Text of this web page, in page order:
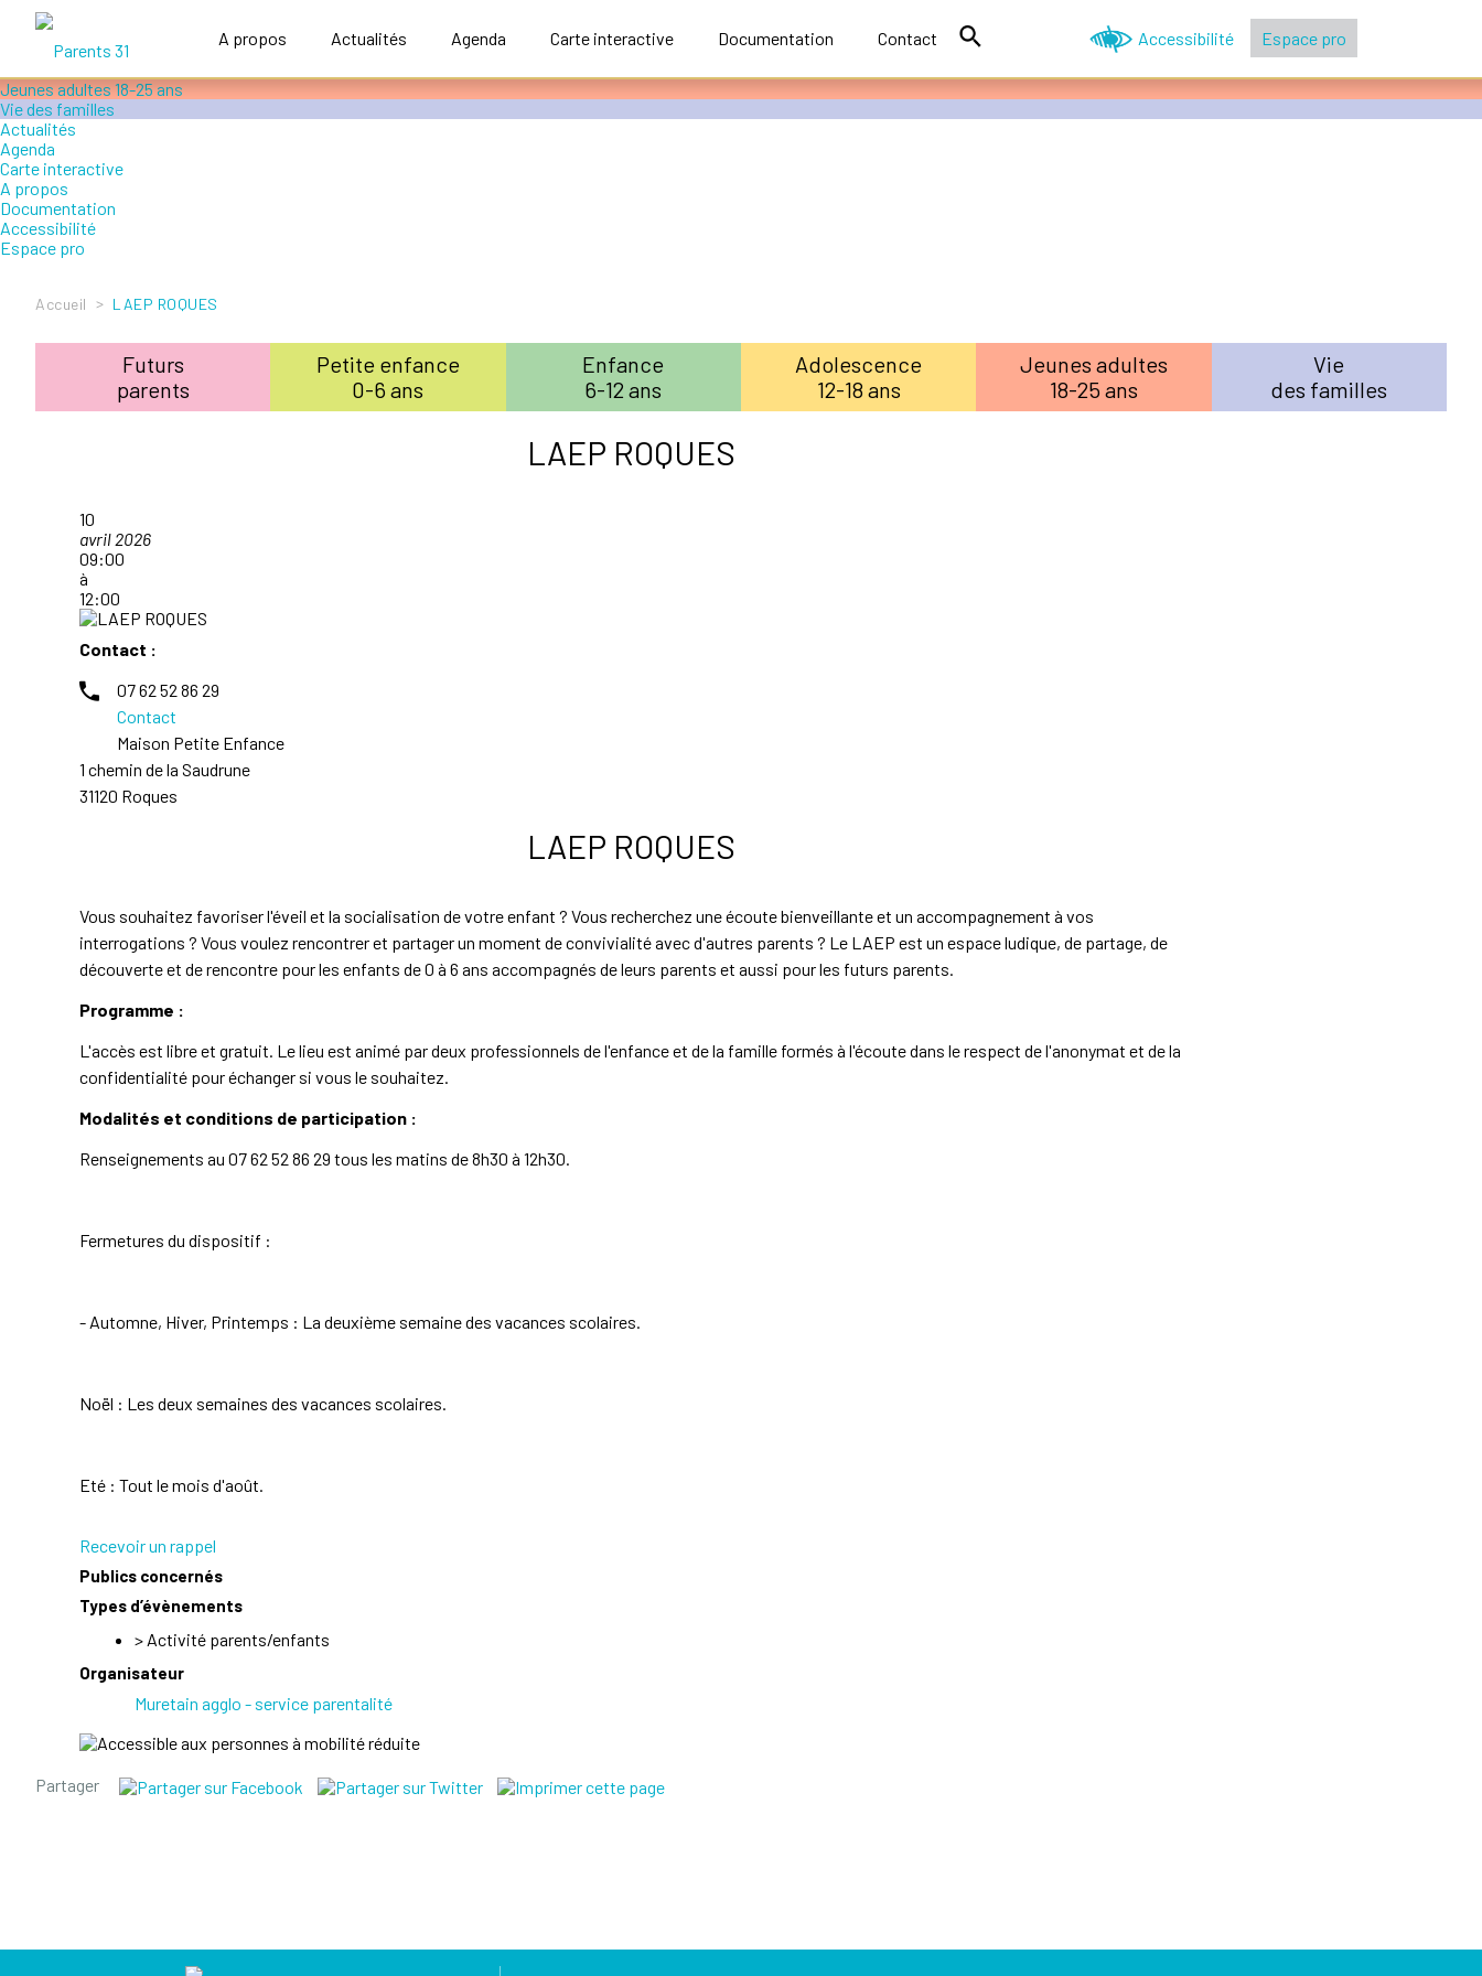
A propos Actualités Agenda Carte interactive Documentation Contact Accessibilité Espace pro
Accompagner le handicap
Petite enfance 0-6 ans
Enfance 6-12 ans
Jeunes adultes 18-25 ans
Vie des familles
Actualités
Agenda
Carte interactive
A propos
Documentation
Accessibilité
Espace pro
Accueil > LAEP ROQUES
Futurs
parents
Petite enfance
0-6 ans
Enfance
6-12 ans
Adolescence
12-18 ans
Jeunes adultes
18-25 ans
Vie
des familles
LAEP ROQUES
10
avril 2026
09:00
à
12:00
Contact :
07 62 52 86 29
Contact
Maison Petite Enfance
1 chemin de la Saudrune
31120 Roques
LAEP ROQUES
Vous souhaitez favoriser l'éveil et la socialisation de votre enfant ? Vous recherchez une écoute bienveillante et un accompagnement à vos
interrogations ? Vous voulez rencontrer et partager un moment de convivialité avec d'autres parents ? Le LAEP est un espace ludique, de partage, de
découverte et de rencontre pour les enfants de 0 à 6 ans accompagnés de leurs parents et aussi pour les futurs parents.
Programme :
L'accès est libre et gratuit. Le lieu est animé par deux professionnels de l'enfance et de la famille formés à l'écoute dans le respect de l'anonymat et de la
confidentialité pour échanger si vous le souhaitez.
Modalités et conditions de participation :
Renseignements au 07 62 52 86 29 tous les matins de 8h30 à 12h30.
Fermetures du dispositif :
- Automne, Hiver, Printemps : La deuxième semaine des vacances scolaires.
Noël : Les deux semaines des vacances scolaires.
Eté : Tout le mois d'août.
Recevoir un rappel
Publics concernés
Types d’évènements
> Activité parents/enfants
Organisateur
Muretain agglo - service parentalité
Partager